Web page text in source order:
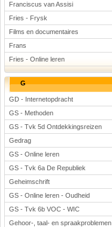
Franciscus van Assisi
Fries - Frysk
Films en documentaires
Frans
Fries - Online leren
G
GD - Internetopdracht
GS - Methoden
GS - Tvk 5d Ontdekkingsreizen
Gedrag
GS - Online leren
GS - Tvk 6a De Republiek
Geheimschrift
GS - Online leren - Oudheid
GS - Tvk 6b VOC - WIC
Gehoor-, taal- en spraakproblemen